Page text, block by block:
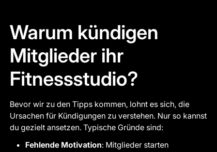
Warum kündigen
Mitglieder ihr
Fitnessstudio?
Bevor wir zu den Tipps kommen, lohnt es sich, die
Ursachen für Kündigungen zu verstehen. Nur so kannst
du gezielt ansetzen. Typische Gründe sind:
Fehlende Motivation: Mitglieder starten